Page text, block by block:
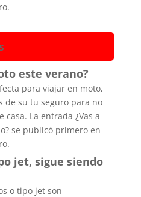
este verano?
para viajar en moto,
de su tu seguro para no
La entrada ¿Vas a
se publicó primero en
jet, sigue siendo
o tipo jet son